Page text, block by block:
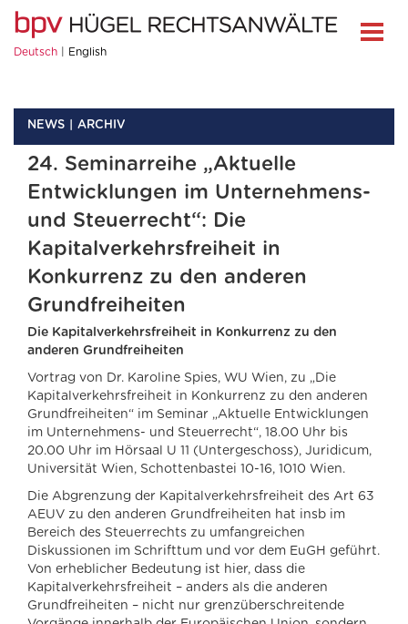
Deutsch English
NEWS ARCHIV
24. Seminarreihe „Aktuelle
Entwicklungen im Unternehmens-
und Steuerrecht“: Die
Kapitalverkehrsfreiheit in
Konkurrenz zu den anderen
Grundfreiheiten
Die Kapitalverkehrsfreiheit in Konkurrenz zu den
anderen Grundfreiheiten
Vortrag von Dr. Karoline Spies, WU Wien, zu „Die
Kapitalverkehrsfreiheit in Konkurrenz zu den anderen
Grundfreiheiten“ im Seminar „Aktuelle Entwicklungen
im Unternehmens- und Steuerrecht“, 18.00 Uhr bis
20.00 Uhr im Hörsaal U 11 (Untergeschoss), Juridicum,
Universität Wien, Schottenbastei 10-16, 1010 Wien.
Die Abgrenzung der Kapitalverkehrsfreiheit des Art 63
AEUV zu den anderen Grundfreiheiten hat insb im
Bereich des Steuerrechts zu umfangreichen
Diskussionen im Schrifttum und vor dem EuGH geführt.
Von erheblicher Bedeutung ist hier, dass die
Kapitalverkehrsfreiheit – anders als die anderen
Grundfreiheiten – nicht nur grenzüberschreitende